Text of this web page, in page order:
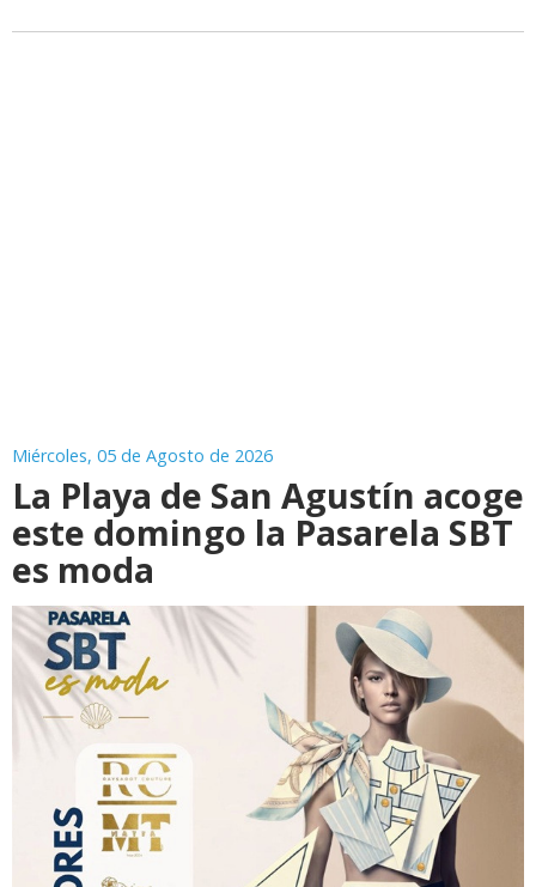
Miércoles, 05 de Agosto de 2026
La Playa de San Agustín acoge
este domingo la Pasarela SBT
es moda